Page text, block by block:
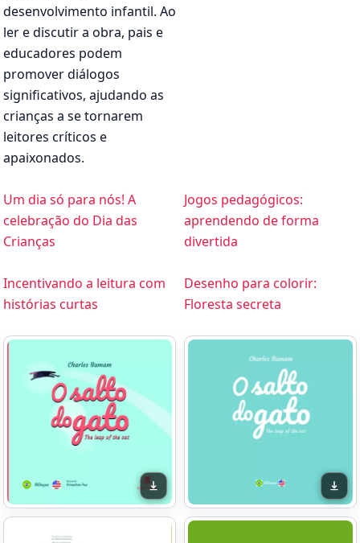
desenvolvimento infantil. Ao
ler e discutir a obra, pais e
educadores podem
promover diálogos
significativos, ajudando as
crianças a se tornarem
leitores críticos e
apaixonados.
Um dia só para nós! A
celebração do Dia das
Crianças
Jogos pedagógicos:
aprendendo de forma
divertida
Incentivando a leitura com
histórias curtas
Desenho para colorir:
Floresta secreta